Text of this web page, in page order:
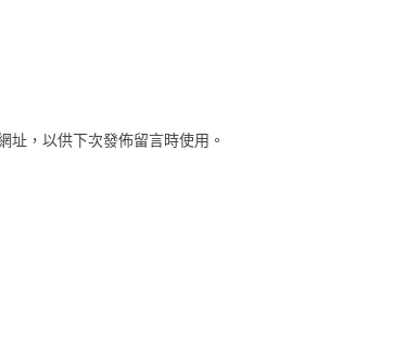
址，以供下次發佈留言時使用。